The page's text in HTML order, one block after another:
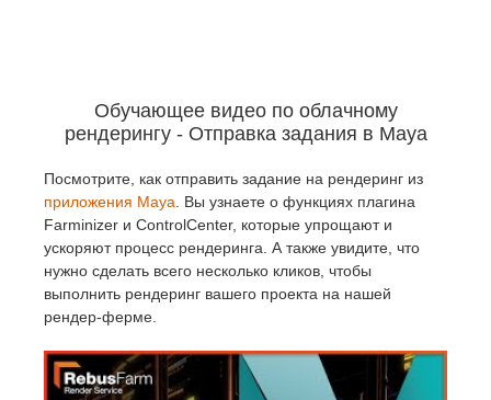
Обучающее видео по облачному
рендерингу - Отправка задания в Maya
Посмотрите, как отправить задание на рендеринг из
приложения Maya . Вы узнаете о функциях плагина
Farminizer и ControlCenter, которые упрощают и
ускоряют процесс рендеринга. А также увидите, что
нужно сделать всего несколько кликов, чтобы
выполнить рендеринг вашего проекта на нашей
рендер-ферме.